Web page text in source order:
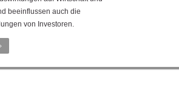
beeinflussen auch die
von Investoren.